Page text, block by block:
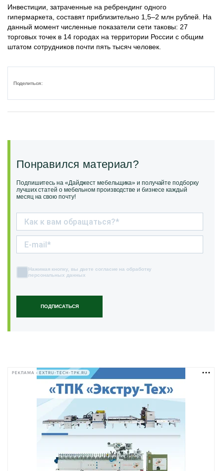
Инвестиции, затраченные на ребрендинг одного
гипермаркета, составят приблизительно 1,5–2 млн рублей. На
данный момент численные показатели сети таковы: 27
торговых точек в 14 городах на территории России с общим
штатом сотрудников почти пять тысяч человек.
Поделиться:
Понравился материал?
Подпишитесь на «Дайджест мебельщика» и получайте подборку
лучших статей о мебельном производстве и бизнесе каждый
месяц на свою почту!
ПОДПИСАТЬСЯ
Нажимая кнопку, вы даете согласие на обработку
персональных данных
РЕКЛАМА • EXTRU-TECH-TPK.RU